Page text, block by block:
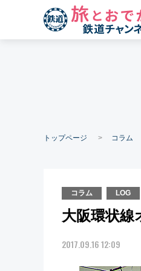
トップページ コラム
コラム LOG
大阪環状線
2017.09.16 12:09